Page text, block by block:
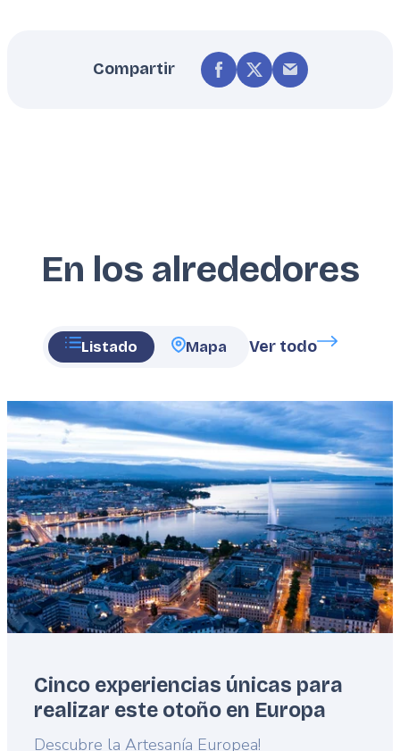
Compartir
En los alrededores
Listado Mapa Ver todo
Featured
image
Cinco experiencias únicas para
realizar este otoño en Europa
Lead
Descubre la Artesanía Europea!